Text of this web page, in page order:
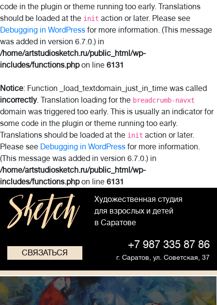
code in the plugin or theme running too early. Translations
should be loaded at the init action or later. Please see
Debugging in WordPress for more information. (This message
was added in version 6.7.0.) in
/home/artstudiosketch.ru/public_html/wp-
includes/functions.phpon line 6131
Notice: Function _load_textdomain_just_in_time was called
incorrectly. Translation loading for the breadcrumb-navxt
domain was triggered too early. This is usually an indicator for
some code in the plugin or theme running too early.
Translations should be loaded at the init action or later.
Please see Debugging in WordPress for more information.
(This message was added in version 6.7.0.) in
/home/artstudiosketch.ru/public_html/wp-
includes/functions.phpon line 6131
Художественная студия
для взрослых и детей
в Саратове
СВЯЗАТЬСЯ
+7 987 335 87 86
г. Саратов, ул. Советская, 37